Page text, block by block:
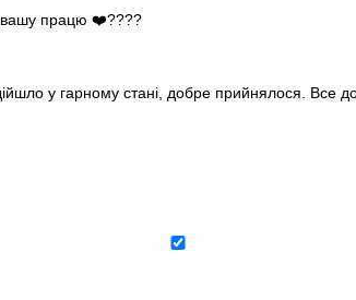
вашу працю ❤️????
у гарному стані, добре прийнялося. Все